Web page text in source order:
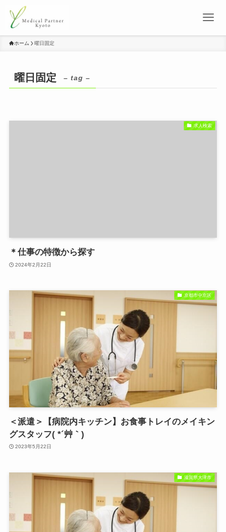
ホーム 曜日固定
曜日固定 – tag –
求人検索
＊仕事の特徴から探す
2024年2月22日
京都市中京区
＜派遣＞【病院内キッチン】お食事トレイのメイキン
グスタッフ( *´艸｀)
2023年5月22日
滋賀県大津市